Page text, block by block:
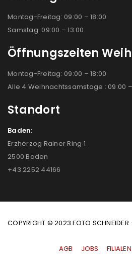
Montag-Freitag: 09:00 – 18:00
Samstag: 09:00 – 13:00
Öffnungszeiten
Montag-Freitag: 09:00 – 18:00
Alle 4 Weihnachtssamstage : 09:00 –
Standort
Baden:
Erzherzog Rainer Ring 1
2500 Baden
+43 2252 44166
COPYRIGHT © 2023 FOTO SCHNEIDER
AGB JOBS